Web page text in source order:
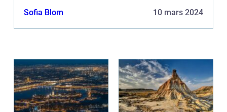
Sofia Blom 10 mars 2024